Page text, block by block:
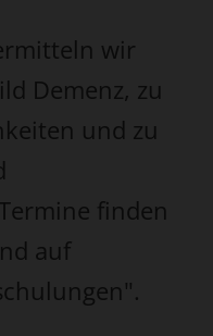
wir
Demenz, zu
und zu
finden
auf